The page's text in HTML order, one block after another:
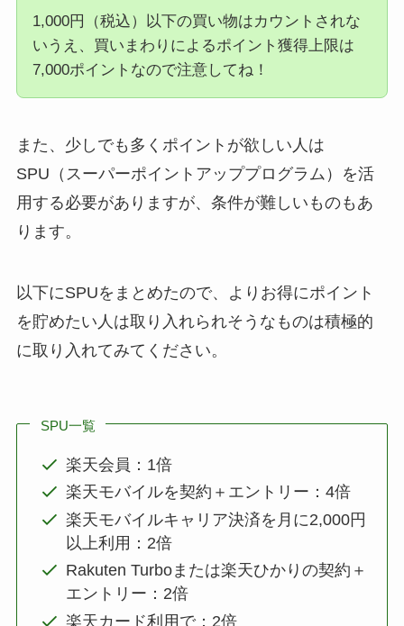
1,000円（税込）以下の買い物はカウントされな
いうえ、買いまわりによるポイント獲得上限は
7,000ポイントなので注意してね！
また、少しでも多くポイントが欲しい人は
SPU（スーパーポイントアッププログラム）を活
用する必要がありますが、条件が難しいものもあ
ります。
以下にSPUをまとめたので、よりお得にポイント
を貯めたい人は取り入れられそうなものは積極的
に取り入れてみてください。
SPU一覧
楽天会員：1倍
楽天モバイルを契約＋エントリー：4倍
楽天モバイルキャリア決済を月に2,000円
以上利用：2倍
Rakuten Turboまたは楽天ひかりの契約＋
エントリー：2倍
楽天カード利用で：2倍